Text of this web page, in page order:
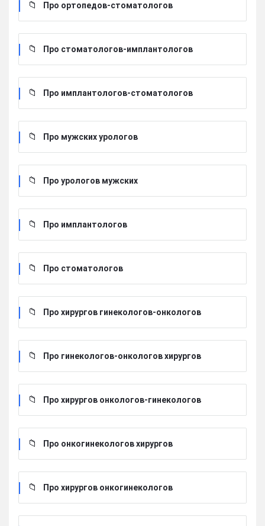
Про ортопедов-стоматологов
Про стоматологов-имплантологов
Про имплантологов-стоматологов
Про мужских урологов
Про урологов мужских
Про имплантологов
Про стоматологов
Про хирургов гинекологов-онкологов
Про гинекологов-онкологов хирургов
Про хирургов онкологов-гинекологов
Про онкогинекологов хирургов
Про хирургов онкогинекологов